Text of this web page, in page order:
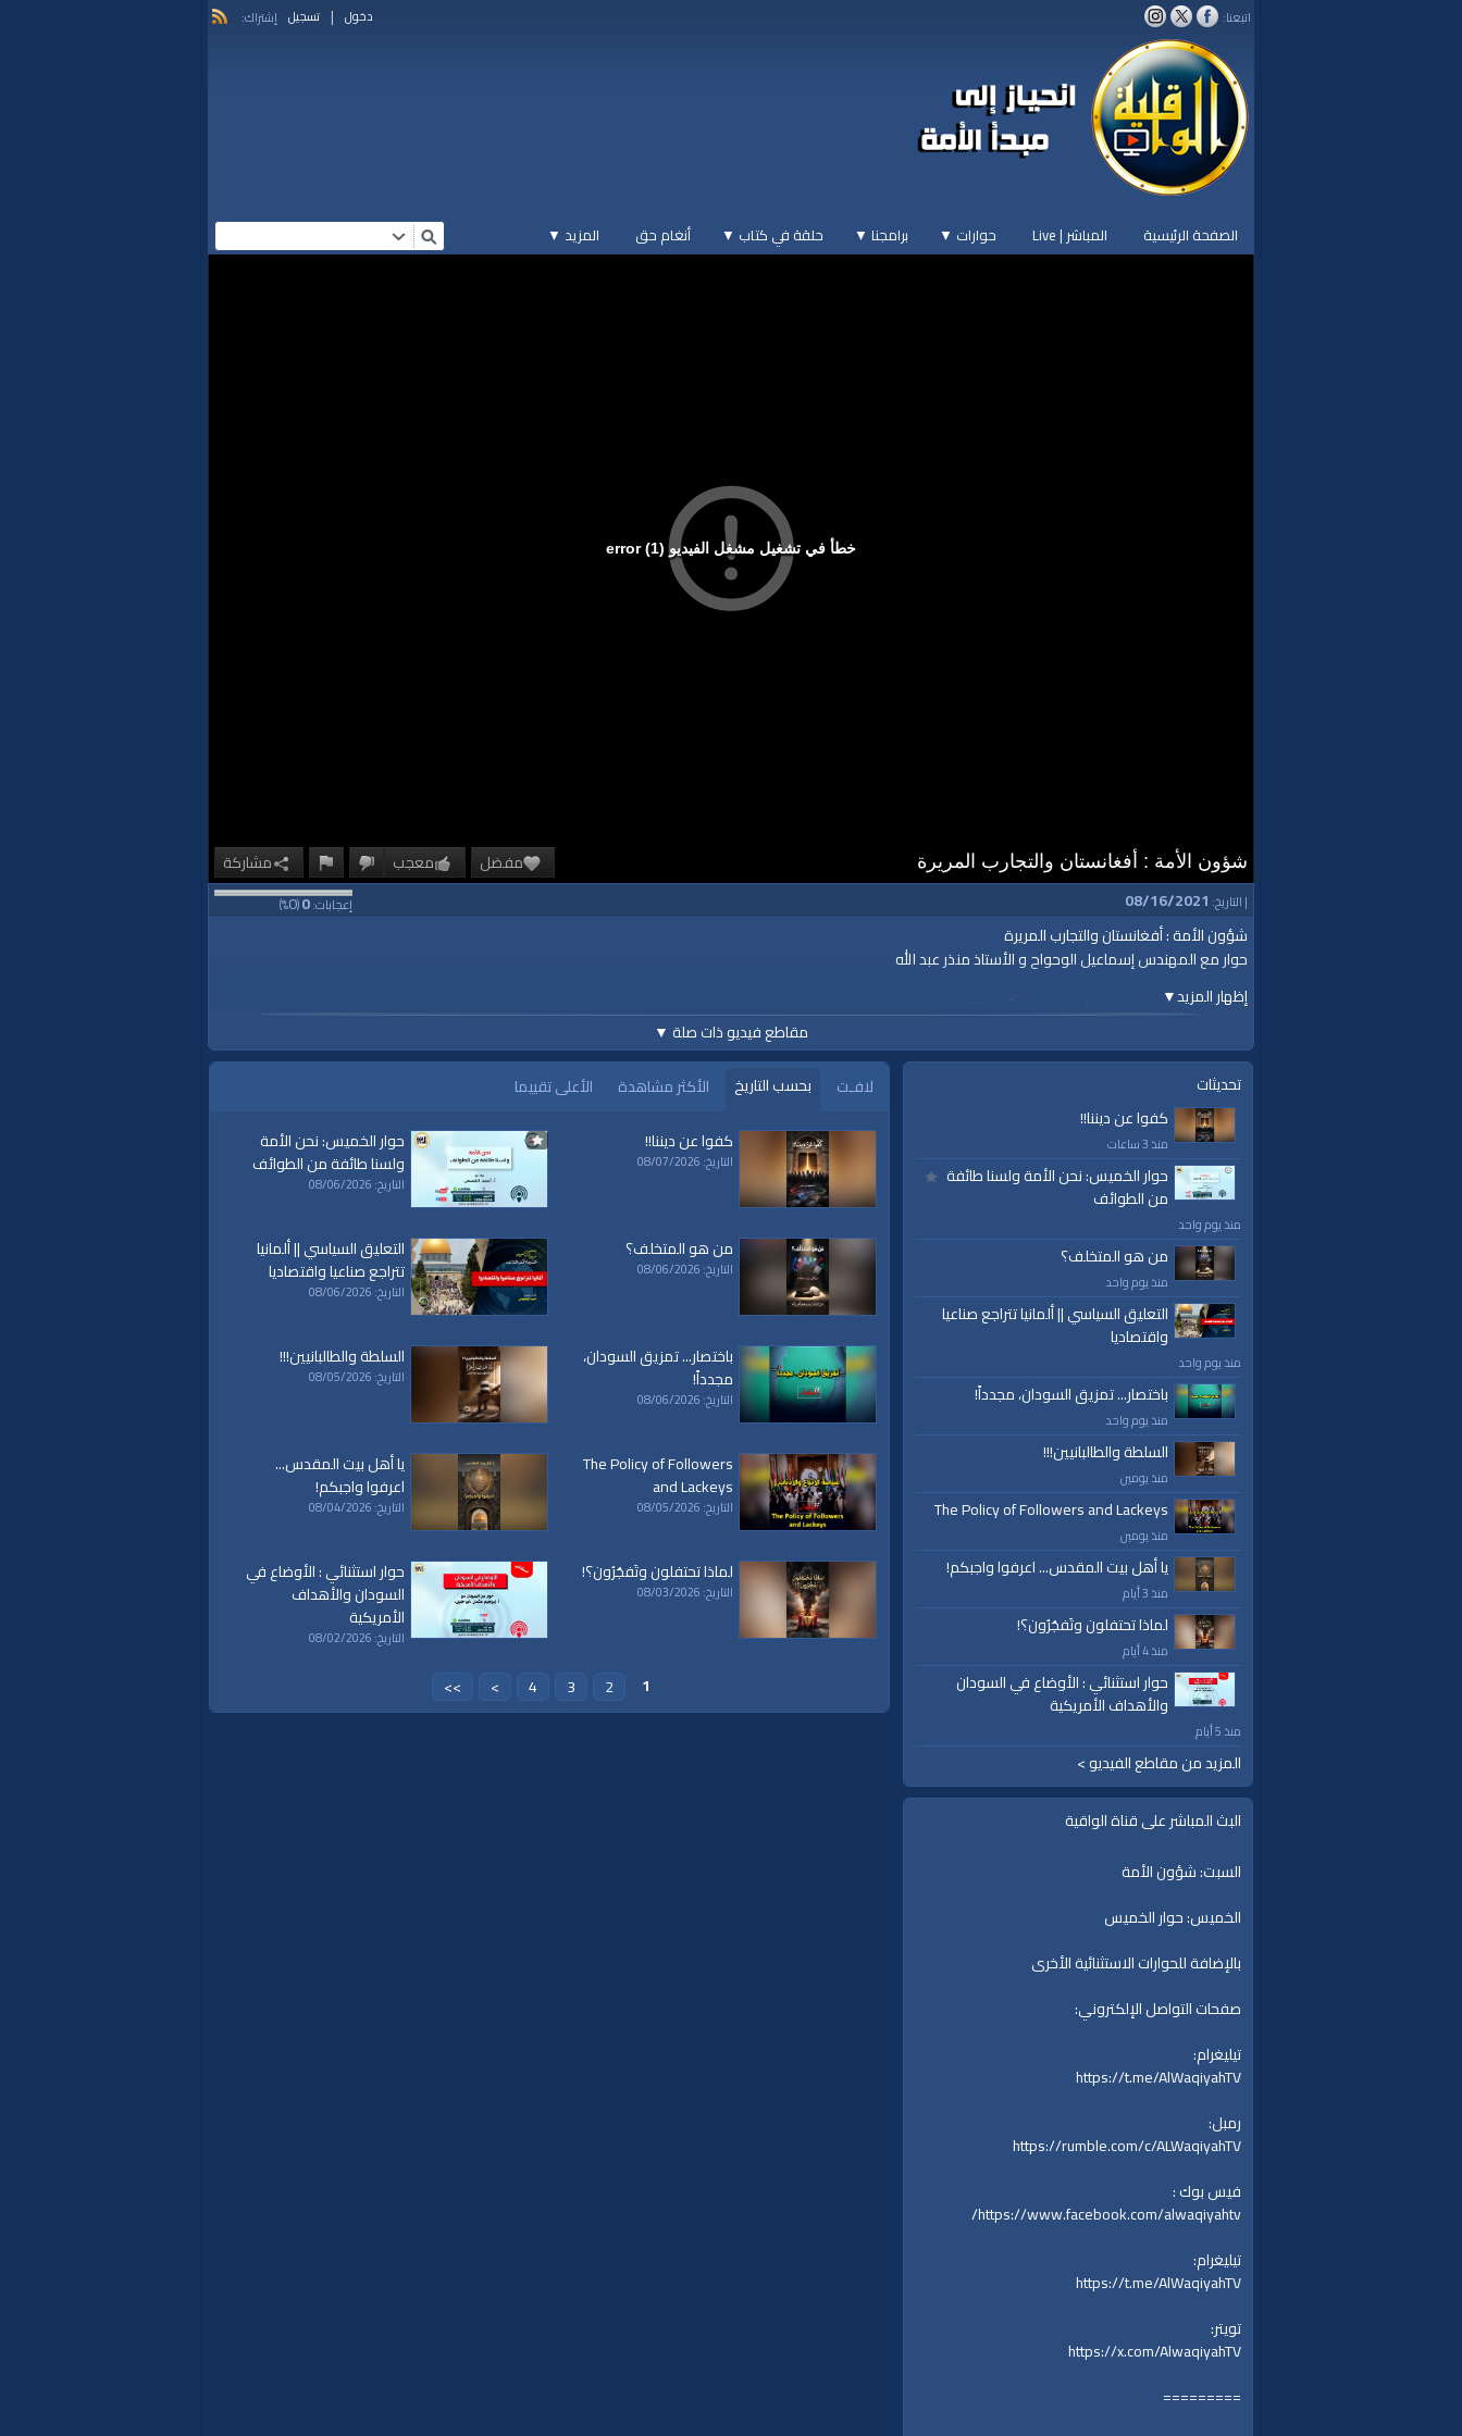
اتبعنا: دخول | تسجيل إشتراك:
الصفحة الرئيسية المباشر | Live حوارات ▼ برامجنا ▼ حلقة في كتاب ▼ أنغام حق المزيد ▼
خطأ في تشغيل مشغل الفيديو (1) error
مفضل معجب مشاركة
شؤون الأمة : أفغانستان والتجارب المريرة
إعجابات:0
(
0
%) | التاريخ: 08/16/2021
إظهار المزيد▼
شؤون الأمة : أفغانستان والتجارب المريرة
حوار مع المهندس إسماعيل الوحواح و الأستاذ منذر عبد الله
السبت 06 محرم 1443 هـ الموافق 14 آب 2021م
قناة الواقية: انحياز إلى مبدأ الأمة
@قناة الواقية
#قناة_الواقية
www.alwaqiyah.tv | facebook.com/alwaqiyahtube | alwaqiyahtv@twitter
الفئات:
حوارات
حوارات»شؤون الأمة
قنوات:
برامج الواقية
العلامات:قناة|الواقية،|انحياز|إلى|مبدأ|الأمة،|المسجد الأقصى،|بيت|المقدس، حزب|التحرير، al waqiah
|
al waqiaa
|
al waqia
|سياسة
إسلام|أناشيد|دروس|خطب قوية|كلمة الحق حديث|تلاوة|التغيير|النهضة|إقتصاد|طريق النجاح how to
|
economy
مقاطع فيديو ذات صلة ▼
تحديثات
كفوا عن ديننا!!
منذ 3 ساعات
حوار الخميس: نحن الأمة ولسنا طائفة
من الطوائف
منذ يوم واحد
من هو المتخلف؟
منذ يوم واحد
التعليق السياسي || ألمانيا تتراجع صناعيا
واقتصاديا
منذ يوم واحد
باختصار... تمزيق السودان، مجدداً!
منذ يوم واحد
السلطة والطالبانيين!!!
منذ يومين
The Policy of Followers and Lackeys
منذ يومين
يا أهل بيت المقدس... اعرفوا واجبكم!
منذ 3 أيام
لماذا تحتفلون وتَفجُرُون؟!
منذ 4 أيام
حوار استثنائي : الأوضاع في السودان
والأهداف الأمريكية
منذ 5 أيام
المزيد من مقاطع الفيديو >
البث المباشر على قناة الواقية
السبت: شؤون الأمة
الخميس: حوار الخميس
بالإضافة للحوارات الاستثنائية الأخرى
صفحات التواصل الإلكتروني:
تيليغرام:
https://t.me/AlWaqiyahTV
رمبل:
https://rumble.com/c/ALWaqiyahTV
فيس بوك :
https://www.facebook.com/alwaqiyahtv/
تيليغرام:
https://t.me/AlWaqiyahTV
تويتر:
https://x.com/AlwaqiyahTV
=========
لافـت بحسب التاريخ الأكثر مشاهدة
الأعلى تقييما
كفوا عن ديننا!!
التاريخ: 08/07/2026
حوار الخميس: نحن الأمة
ولسنا طائفة من الطوائف
التاريخ: 08/06/2026
من هو المتخلف؟
التاريخ: 08/06/2026
التعليق السياسي || ألمانيا
تتراجع صناعيا واقتصاديا
التاريخ: 08/06/2026
باختصار... تمزيق السودان،
مجدداً!
التاريخ: 08/06/2026
السلطة والطالبانيين!!!
التاريخ: 08/05/2026
The Policy of Followers
and Lackeys
التاريخ: 08/05/2026
يا أهل بيت المقدس...
اعرفوا واجبكم!
التاريخ: 08/04/2026
لماذا تحتفلون وتَفجُرُون؟!
التاريخ: 08/03/2026
حوار استثنائي : الأوضاع في
السودان والأهداف
الأمريكية
التاريخ: 08/02/2026
1
2
3
4
>
>>